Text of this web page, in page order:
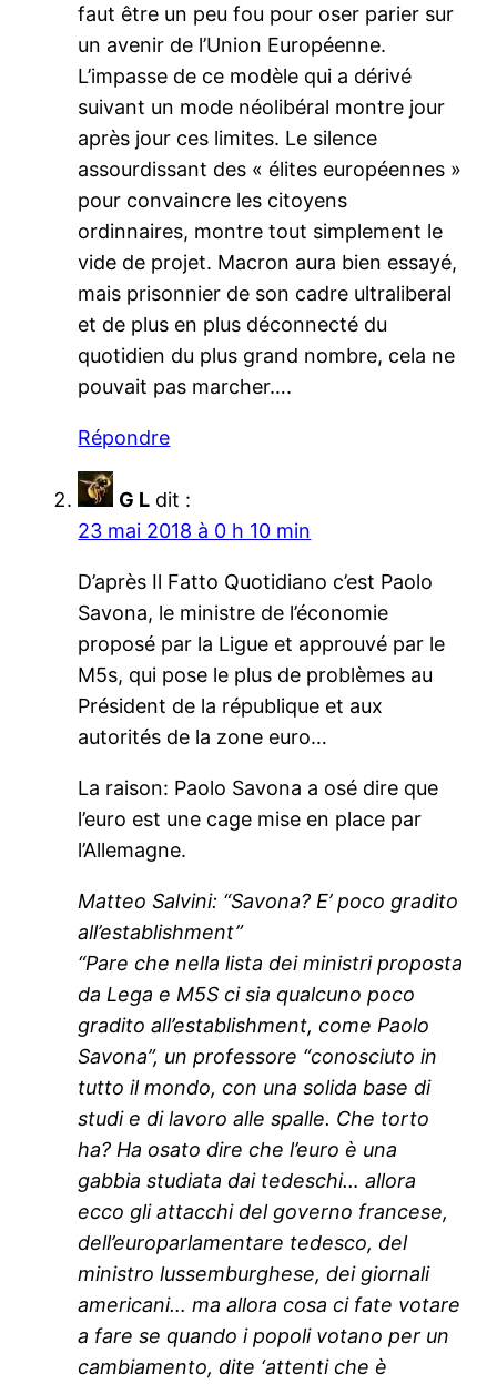
faut être un peu fou pour oser parier sur
un avenir de l’Union Européenne.
L’impasse de ce modèle qui a dérivé
suivant un mode néolibéral montre jour
après jour ces limites. Le silence
assourdissant des « élites européennes »
pour convaincre les citoyens
ordinnaires, montre tout simplement le
vide de projet. Macron aura bien essayé,
mais prisonnier de son cadre ultraliberal
et de plus en plus déconnecté du
quotidien du plus grand nombre, cela ne
pouvait pas marcher….
Répondre
G L dit :
23 mai 2018 à 0 h 10 min
D’après Il Fatto Quotidiano c’est Paolo
Savona, le ministre de l’économie
proposé par la Ligue et approuvé par le
M5s, qui pose le plus de problèmes au
Président de la république et aux
autorités de la zone euro…
La raison: Paolo Savona a osé dire que
l’euro est une cage mise en place par
l’Allemagne.
Matteo Salvini: “Savona? E’ poco gradito
all’establishment”
“Pare che nella lista dei ministri proposta
da Lega e M5S ci sia qualcuno poco
gradito all’establishment, come Paolo
Savona”, un professore “conosciuto in
tutto il mondo, con una solida base di
studi e di lavoro alle spalle. Che torto
ha? Ha osato dire che l’euro è una
gabbia studiata dai tedeschi… allora
ecco gli attacchi del governo francese,
dell’europarlamentare tedesco, del
ministro lussemburghese, dei giornali
americani… ma allora cosa ci fate votare
a fare se quando i popoli votano per un
cambiamento, dite ‘attenti che è